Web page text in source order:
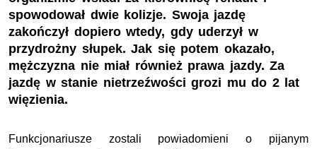
spowodował dwie kolizje. Swoja jazdę
zakończył dopiero wtedy, gdy uderzył w
przydrożny słupek. Jak się potem okazało,
mężczyzna nie miał również prawa jazdy. Za
jazdę w stanie nietrzeźwości grozi mu do 2 lat
więzienia.
Funkcjonariusze zostali powiadomieni o pijanym